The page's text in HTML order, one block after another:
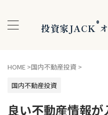
投資家JACK®
HOME >国内不動産投資 >
国内不動産投資
良い不動産情報